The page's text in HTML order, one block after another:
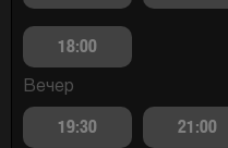
18:00
Вечер
19:30 21:00